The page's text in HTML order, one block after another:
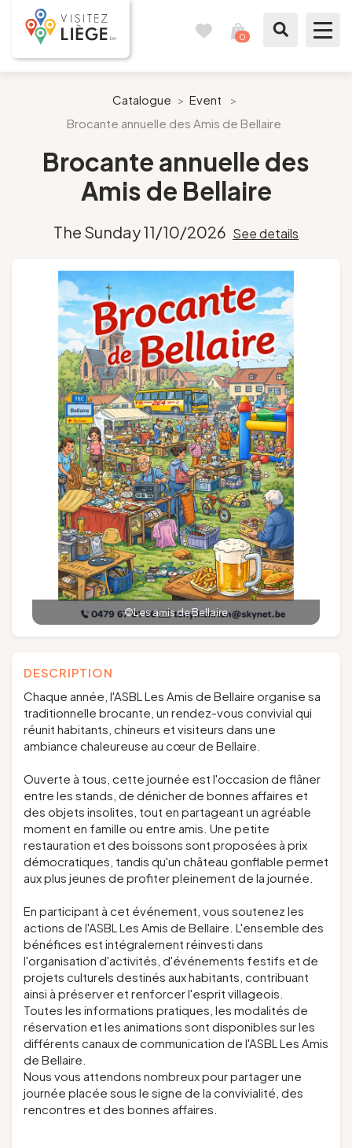
0
Like a citizen of Liège
Prepare my stay
Follow us
Groups and tour operators
EN NL DE
Catalogue > Event
>
Brocante annuelle des Amis de Bellaire
Brocante annuelle des
Amis de Bellaire
The Sunday 11/10/2026 See details
©Les amis de Bellaire
DESCRIPTION
Chaque année, l'ASBL Les Amis de Bellaire organise sa
traditionnelle brocante, un rendez-vous convivial qui
réunit habitants, chineurs et visiteurs dans une
ambiance chaleureuse au cœur de Bellaire.
Ouverte à tous, cette journée est l'occasion de flâner
entre les stands, de dénicher de bonnes affaires et
des objets insolites, tout en partageant un agréable
moment en famille ou entre amis. Une petite
restauration et des boissons sont proposées à prix
démocratiques, tandis qu'un château gonflable permet
aux plus jeunes de profiter pleinement de la journée.
En participant à cet événement, vous soutenez les
actions de l'ASBL Les Amis de Bellaire. L'ensemble des
bénéfices est intégralement réinvesti dans
l'organisation d'activités, d'événements festifs et de
projets culturels destinés aux habitants, contribuant
ainsi à préserver et renforcer l'esprit villageois.
Toutes les informations pratiques, les modalités de
réservation et les animations sont disponibles sur les
différents canaux de communication de l'ASBL Les Amis
de Bellaire.
Nous vous attendons nombreux pour partager une
journée placée sous le signe de la convivialité, des
rencontres et des bonnes affaires.